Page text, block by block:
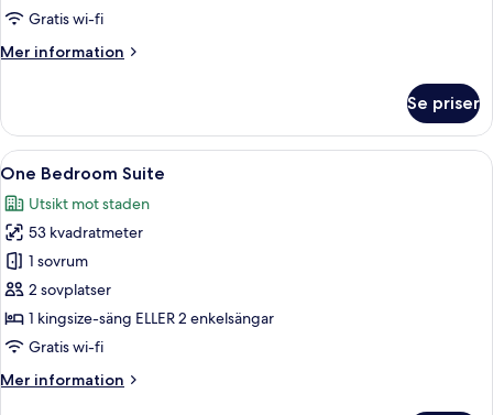
Gratis wi-fi
Mer information
Mer
Deluxe
Se priser
Öppna
alla
foton
för
One
Bedroom
Suite
Ett hotellrum med två sängar, en
11
One Bedroom Suite
Utsikt mot staden
53 kvadratmeter
1 sovrum
2 sovplatser
1 kingsize-säng ELLER 2 enkelsängar
Gratis wi-fi
Mer information
Mer